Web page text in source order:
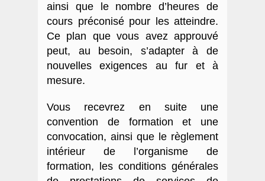
ainsi que le nombre d’heures de
cours préconisé pour les atteindre.
Ce plan que vous avez approuvé
peut, au besoin, s’adapter à de
nouvelles exigences au fur et à
mesure.
Vous recevrez en suite une
convention de formation et une
convocation, ainsi que le règlement
intérieur de l’organisme de
formation, les conditions générales